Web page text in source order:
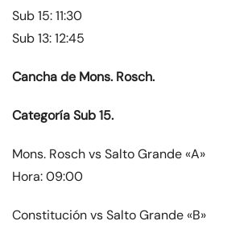
Sub 15: 11:30
Sub 13: 12:45
Cancha de Mons. Rosch.
Categoría Sub 15.
Mons. Rosch vs Salto Grande «A»
Hora: 09:00
Constitución vs Salto Grande «B»